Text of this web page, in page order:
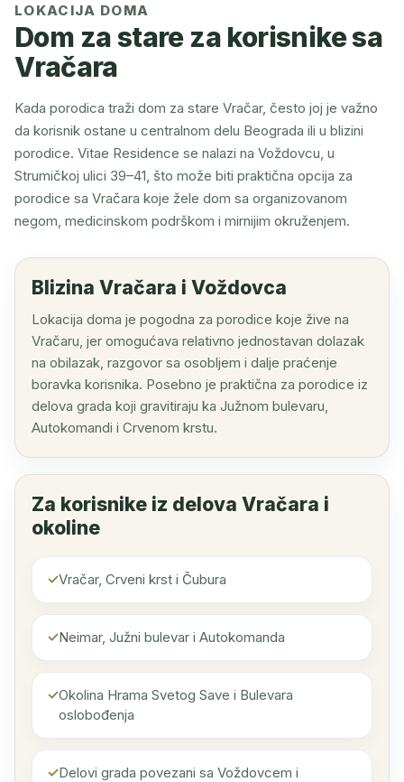
LOKACIJA DOMA
Dom za stare za korisnike sa
Vračara
Kada porodica traži dom za stare Vračar, često joj je važno
da korisnik ostane u centralnom delu Beograda ili u blizini
porodice. Vitae Residence se nalazi na Voždovcu, u
Strumičkoj ulici 39–41, što može biti praktična opcija za
porodice sa Vračara koje žele dom sa organizovanom
negom, medicinskom podrškom i mirnijim okruženjem.
Blizina Vračara i Voždovca
Lokacija doma je pogodna za porodice koje žive na
Vračaru, jer omogućava relativno jednostavan dolazak
na obilazak, razgovor sa osobljem i dalje praćenje
boravka korisnika. Posebno je praktična za porodice iz
delova grada koji gravitiraju ka Južnom bulevaru,
Autokomandi i Crvenom krstu.
Za korisnike iz delova Vračara i
okoline
Vračar, Crveni krst i Čubura
Neimar, Južni bulevar i Autokomanda
Okolina Hrama Svetog Save i Bulevara
oslobođenja
Delovi grada povezani sa Voždovcem i